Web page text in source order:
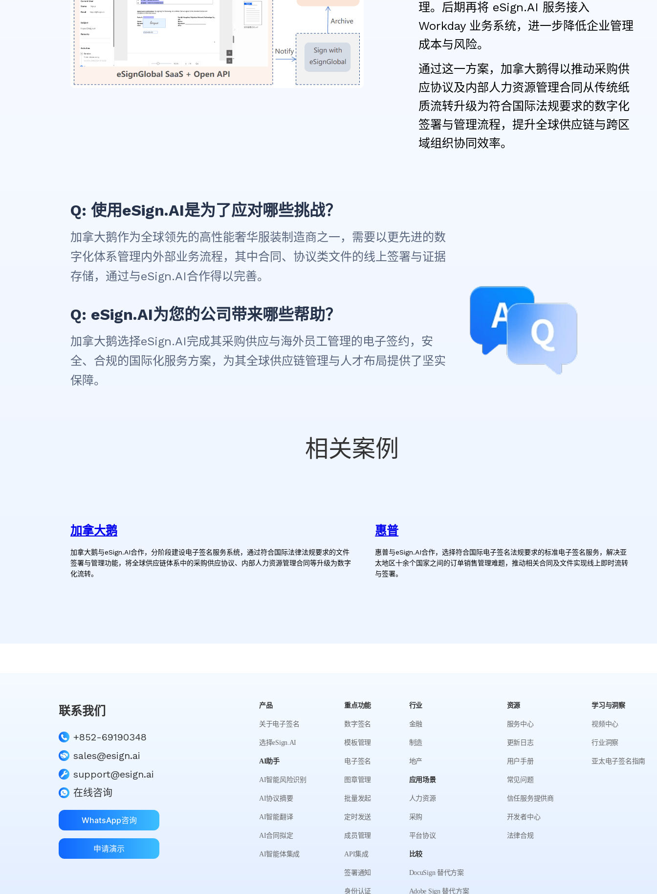
理。后期再将 eSign.AI 服务接入
Workday 业务系统，进一步降低企业管理
成本与风险。
通过这一方案，加拿大鹅得以推动采购供
应协议及内部人力资源管理合同从传统纸
质流转升级为符合国际法规要求的数字化
签署与管理流程，提升全球供应链与跨区
域组织协同效率。
Q: 使用eSign.AI是为了应对哪些挑战？
加拿大鹅作为全球领先的高性能奢华服装制造商之一，需要以更先进的数
字化体系管理内外部业务流程，其中合同、协议类文件的线上签署与证据
存储，通过与eSign.AI合作得以完善。
Q: eSign.AI为您的公司带来哪些帮助？
加拿大鹅选择eSign.AI完成其采购供应与海外员工管理的电子签约，安
全、合规的国际化服务方案，为其全球供应链管理与人才布局提供了坚实
保障。
相关案例
加拿大鹅
加拿大鹅与eSign.AI合作，分阶段建设电子签名服务系统，通过符合国际法律法规要求的文件
签署与管理功能，将全球供应链体系中的采购供应协议、内部人力资源管理合同等升级为数字
化流转。
惠普
惠普与eSign.AI合作，选择符合国际电子签名法规要求的标准电子签名服务，解决亚
太地区十余个国家之间的订单销售管理难题，推动相关合同及文件实现线上即时流转
与签署。
联系我们
+852-69190348
sales@esign.ai
support@esign.ai
在线咨询
WhatsApp咨询
申请演示
产品
关于电子签名
选择eSign.AI
AI助手
AI智能风险识别
AI协议摘要
AI智能翻译
AI合同拟定
AI智能体集成
重点功能
数字签名
模板管理
电子签名
图章管理
批量发起
定时发送
成员管理
API集成
签署通知
身份认证
行业
金融
制造
地产
应用场景
人力资源
采购
平台协议
比较
DocuSign 替代方案
Adobe Sign 替代方案
资源
服务中心
更新日志
用户手册
常见问题
信任服务提供商
开发者中心
法律合规
学习与洞察
视频中心
行业洞察
亚太电子签名指南